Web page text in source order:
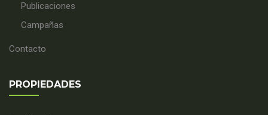
Publicaciones
Campañas
Contacto
PROPIEDADES